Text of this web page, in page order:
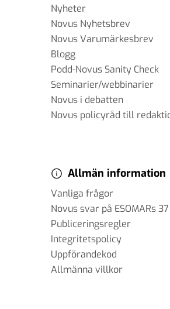
Nyheter
Novus Nyhetsbrev
Novus Varumärkesbrev
Blogg
Podd-Novus Sanity Check
Seminarier/webbinarier
Novus i debatten
Novus policyråd till
Allmän information
Vanliga frågor
Novus svar på ESOMARs
Publiceringsregler
Integritetspolicy
Uppförandekod
Allmänna villkor